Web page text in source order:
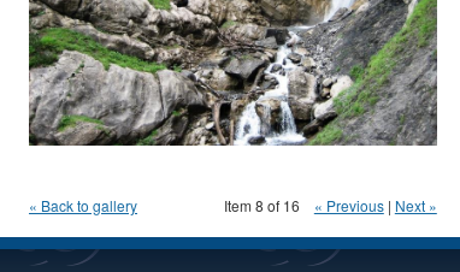
« Back to gallery Item 8 of 16 « Previous| Next »